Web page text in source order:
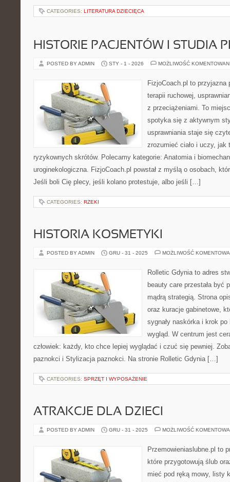
CATEGORIES: LITERATURA DZIECIĘCA
HISTORIE PACJENTÓW I STUDIA
POSTED BY ADMIN STY - 1 - 2026 MOŻLIWOŚĆ
FizjoCoach.pl to przyjazna
terapii ruchowej,
z przeciążeniami. To
spotyka się z aktywnym
usprawniania staje się
zrozumieć ciało i uczy, jak
ryzykownych skrótów. Polecamy kategorie: Anatomia i
uroginekologiczna. FizjoCoach.pl powstał z myślą o osobach,
Jeśli boli Cię plecy, jeśli kolano protestuje, albo jeśli […]
CATEGORIES: RZEKI
HISTORIA KOSMETYKI
POSTED BY ADMIN GRU - 31 - 2025 MOŻLIWOŚĆ
Rolletic Gdynia to adres
beauty care przestała być
mądrą strategią. Strona
oraz kuracje gabinetowe,
sygnały naskórka i krok
wygląd. W centrum jest
człowiek: każdy, kto chce lepiej wyglądać i czuć się pewniej.
paznokci i Stylizacja paznokci. Na stronie Rolletic Gdynia […]
CATEGORIES: SPRZĘT I WYPOSAŻENIE
ATRAKCJE DLA DZIECI
POSTED BY ADMIN GRU - 31 - 2025 MOŻLIWOŚĆ
Przemowieniaslubne.pl to
które przygotowują ślub
mieć pod ręką mowy, listy